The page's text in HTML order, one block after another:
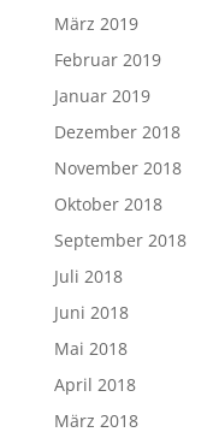
März 2019
Februar 2019
Januar 2019
Dezember 2018
November 2018
Oktober 2018
September 2018
Juli 2018
Juni 2018
Mai 2018
April 2018
März 2018